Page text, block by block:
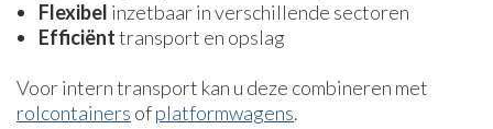
Flexibel inzetbaar in verschillende sectoren
Efficiënttransport en opslag
Voor intern transport kan u deze combineren met
rolcontainers ofplatformwagens.